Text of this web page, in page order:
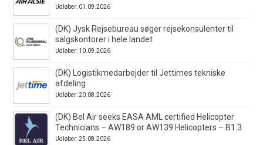
Udløber: 01.09.2026
(DK) Jysk Rejsebureau søger rejsekonsulenter til
salgskontorer i hele landet
Udløber: 10.09.2026
(DK) Logistikmedarbejder til Jettimes tekniske
afdeling
Udløber: 20.08.2026
(DK) Bel Air seeks EASA AML certified Helicopter
Technicians – AW189 or AW139 Helicopters – B1.3
Udløber: 25.08.2026